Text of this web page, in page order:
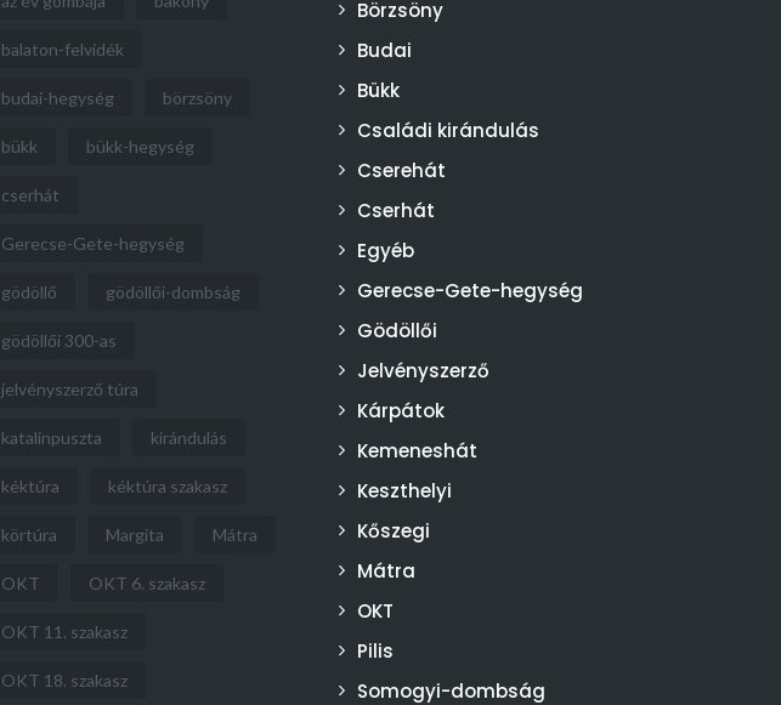
balaton-felvidék
budai-hegység börzsöny
bükk bükk-hegység
cserhát
Gerecse-Gete-hegység
gödöllő gödöllői-dombság
gödöllői 300-as
jelvényszerző túra
katalinpuszta kirándulás
kéktúra kéktúra szakasz
körtúra Margita Mátra
OKT OKT 6. szakasz
OKT 11. szakasz
OKT 18. szakasz
Börzsöny
Budai
Bükk
Családi kirándulás
Cserehát
Cserhát
Egyéb
Gerecse-Gete-hegység
Gödöllői
Jelvényszerző
Kárpátok
Kemeneshát
Keszthelyi
Kőszegi
Mátra
OKT
Pilis
Somogyi-dombság